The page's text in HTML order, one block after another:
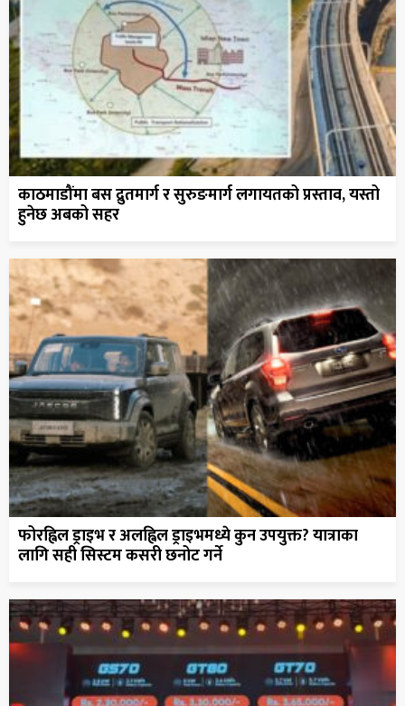
काठमाडौंमा बस द्रुतमार्ग र सुरुङमार्ग लगायतको प्रस्ताव, यस्तो
हुनेछ अबको सहर
फोरह्विल ड्राइभ र अलह्विल ड्राइभमध्ये कुन उपयुक्त? यात्राका
लागि सही सिस्टम कसरी छनोट गर्ने